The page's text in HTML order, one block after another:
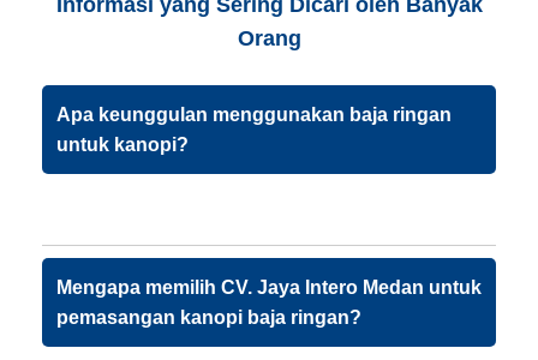
Informasi yang Sering Dicari oleh Banyak
Orang
Apa keunggulan menggunakan baja ringan
untuk kanopi?
Mengapa memilih CV. Jaya Intero Medan untuk
pemasangan kanopi baja ringan?